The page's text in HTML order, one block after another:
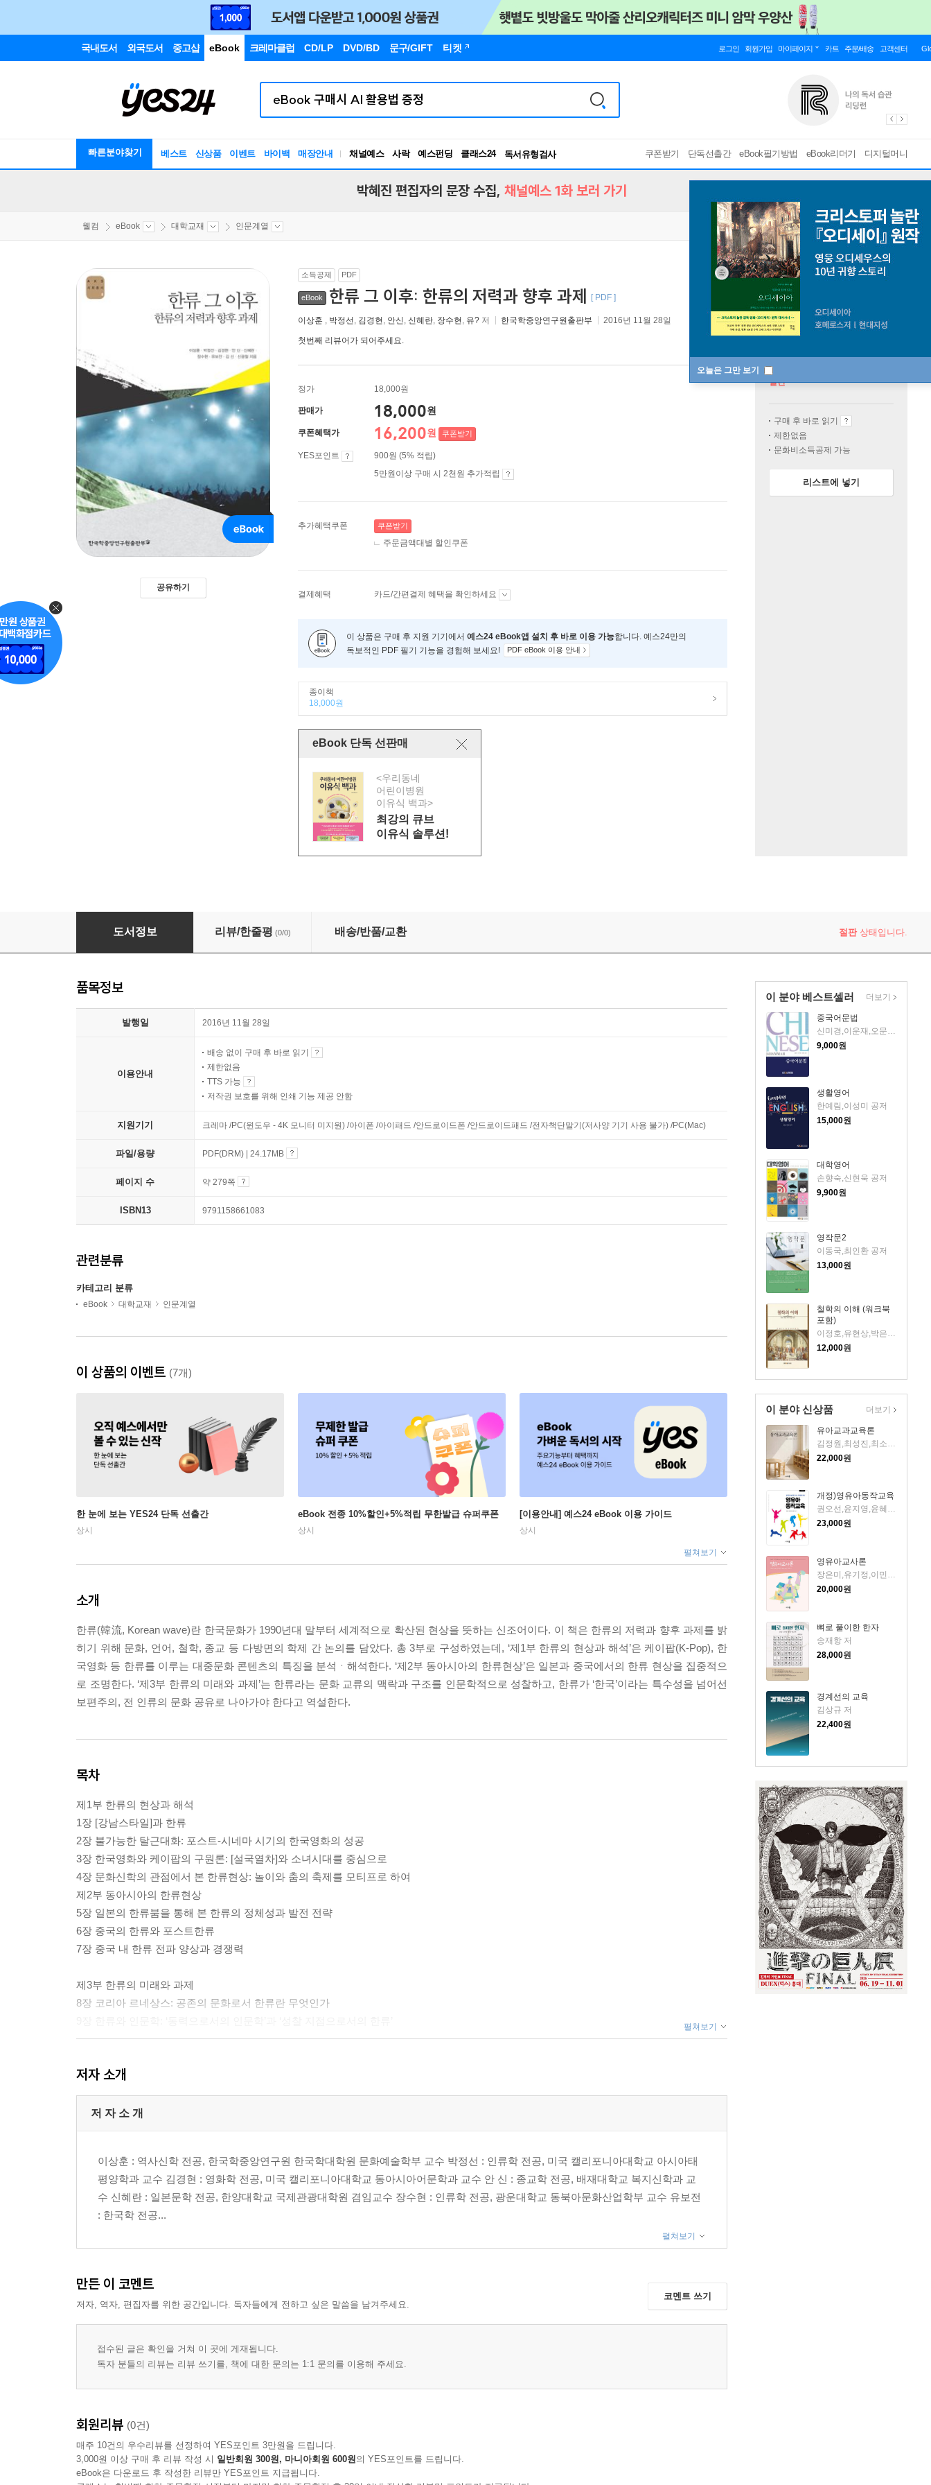
국내도서 외국도서 중고샵 eBook 크레마클럽 CD/LP DVD/BD 문구/GIFT 티켓 로그인 회원가입 마이페이지 카트 주문/배송 고객센터
빠른분야찾기 베스트 신상품 이벤트 바이백 매장안내 채널예스 사락 예스펀딩 클래스24
독서유형검사
RBTI Lab
쿠폰받기 단독선출간 eBook필기방법 eBook리더기 디지털머니
오늘은 그만 보기
박혜진 편집자의 문장 수집, 채널예스 1화 보러 가기
웰컴 eBook 대학교재 인문계열
공유하기
소득공제 PDF
eBook 한류 그 이후: 한류의 저력과 향후 과제 [ PDF ]
이상훈 , 박정선 , 김경현 , 안신 , 신혜란, 장수현 , 유? 저 한국학중앙연구원출판부 2016년 11월 28일
첫번째 리뷰어가 되어주세요.
정가 18,000원
판매가 18,000원
쿠폰혜택가 16,200원 쿠폰받기
YES포인트
900원 (5% 적립)
5만원이상 구매 시 2천원 추가적립
추가혜택쿠폰 쿠폰받기
주문금액대별 할인쿠폰
결제혜택 카드/간편결제 혜택을 확인하세요
이 상품은 구매 후 지원 기기에서 예스24 eBook앱 설치 후 바로 이용 가능합니다. 예스24만의
독보적인 PDF 필기 기능을 경험해 보세요!
PDF eBook 이용 안내
종이책
18,000원
eBook 단독 선판매
<우리동네
어린이병원
이유식 백과>
최강의 큐브
이유식 솔루션!
절판
구매 후 바로 읽기
제한없음
문화비소득공제 가능
리스트에 넣기
한류 그 이후: 한류의 저력과 향후 과제
도서정보 리뷰/한줄평 (0/0) 배송/반품/교환 절판상태입니다.
이 분야 베스트셀러
중국어문법
신미경,이운재,오문의 공저
9,000원
생활영어
한예림,이성미 공저
15,000원
대학영어
손향숙,신현욱 공저
9,900원
영작문2
이동국,최인환 공저
13,000원
철학의 이해 (워크북
포함)
이정호,유현상,박은미,한길석 공저
12,000원
더보기
이 분야 신상품
유아교과교육론
22,000원
개정)영유아동작교육
권오선,윤지영,윤혜주 공저
23,000원
영유아교사론
장은미,유기정,이민정,김수진,홍성숙,김호수,한승희 공저
20,000원
뼈로 풀이한 한자
송재항 저
28,000원
경계선의 교육
김상규 저
22,400원
더보기
품목정보
발행일 2016년 11월 28일
이용안내
배송 없이 구매 후 바로 읽기
제한없음
TTS 가능
저작권 보호를 위해 인쇄 기능 제공 안함
지원기기 크레마 /PC(윈도우 - 4K 모니터 미지원) /아이폰 /아이패드 /안드로이드폰 /안드로이드패드 /전자책단말기(저사양 기기 사용 불가) /PC(Mac)
파일/용량 PDF(DRM) | 24.17MB
페이지 수 약 279쪽
ISBN13 9791158661083
관련분류
카테고리 분류
eBook 대학교재 인문계열
이 상품의 이벤트 (7개)
한 눈에 보는 YES24 단독 선출간
상시
eBook 전종 10%할인+5%적립 무한발급 슈퍼쿠폰
상시
[이용안내] 예스24 eBook 이용 가이드
상시
펼쳐보기
소개
한류(韓流, Korean wave)란 한국문화가 1990년대 말부터 세계적으로 확산된 현상을 뜻하는 신조어이다. 이 책은 한류의 저력과 향후 과제를 밝
히기 위해 문화, 언어, 철학, 종교 등 다방면의 학제 간 논의를 담았다. 총 3부로 구성하였는데, ‘제1부 한류의 현상과 해석’은 케이팝(K-Pop), 한
국영화 등 한류를 이루는 대중문화 콘텐츠의 특징을 분석ㆍ해석한다. ‘제2부 동아시아의 한류현상’은 일본과 중국에서의 한류 현상을 집중적으
로 조명한다. ‘제3부 한류의 미래와 과제’는 한류라는 문화 교류의 맥락과 구조를 인문학적으로 성찰하고, 한류가 ‘한국’이라는 특수성을 넘어선
보편주의, 전 인류의 문화 공유로 나아가야 한다고 역설한다.
목차
제1부 한류의 현상과 해석
1장 [강남스타일]과 한류
2장 불가능한 탈근대화: 포스트-시네마 시기의 한국영화의 성공
3장 한국영화와 케이팝의 구원론: [설국열차]와 소녀시대를 중심으로
4장 문화신학의 관점에서 본 한류현상: 놀이와 춤의 축제를 모티프로 하여
제2부 동아시아의 한류현상
5장 일본의 한류붐을 통해 본 한류의 정체성과 발전 전략
6장 중국의 한류와 포스트한류
7장 중국 내 한류 전파 양상과 경쟁력
제3부 한류의 미래와 과제
8장 코리아 르네상스: 공존의 문화로서 한류란 무엇인가
펼쳐보기
저자 소개
저 자 소 개
이상훈 : 역사신학 전공, 한국학중앙연구원 한국학대학원 문화예술학부 교수 박정선 : 인류학 전공, 미국 캘리포니아대학교 아시아태
평양학과 교수 김경현 : 영화학 전공, 미국 캘리포니아대학교 동아시아어문학과 교수 안 신 : 종교학 전공, 배재대학교 복지신학과 교
수 신혜란 : 일본문학 전공, 한양대학교 국제관광대학원 겸임교수 장수현 : 인류학 전공, 광운대학교 동북아문화산업학부 교수 유보전
: 한국학 전공...
펼쳐보기
만든 이 코멘트
저자, 역자, 편집자를 위한 공간입니다. 독자들에게 전하고 싶은 말씀을 남겨주세요.
코멘트 쓰기
접수된 글은 확인을 거쳐 이 곳에 게재됩니다.
독자 분들의 리뷰는 리뷰 쓰기를, 책에 대한 문의는 1:1 문의를 이용해 주세요.
회원리뷰 (0건)
매주 10건의 우수리뷰를 선정하여 YES포인트 3만원을 드립니다.
3,000원 이상 구매 후 리뷰 작성 시 일반회원 300원, 마니아회원 600원의 YES포인트를 드립니다.
eBook은 다운로드 후 작성한 리뷰만 YES포인트 지급됩니다.